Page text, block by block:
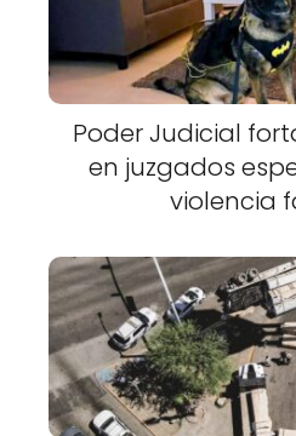
Poder Judicial
en juzgados
violencia